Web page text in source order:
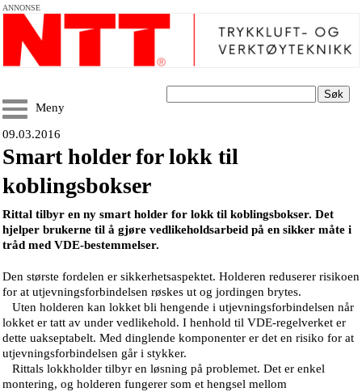
ANNONSE
Søk
Meny
09.03.2016
Smart holder for lokk til
koblingsbokser
Rittal tilbyr en ny smart holder for lokk til koblingsbokser. Det
hjelper brukerne til å gjøre vedlikeholdsarbeid på en sikker måte i
tråd med VDE-bestemmelser.
Den største fordelen er sikkerhetsaspektet. Holderen reduserer risikoen
for at utjevningsforbindelsen røskes ut og jordingen brytes.
Uten holderen kan lokket bli hengende i utjevningsforbindelsen når
lokket er tatt av under vedlikehold. I henhold til VDE-regelverket er
dette uakseptabelt. Med dinglende komponenter er det en risiko for at
utjevningsforbindelsen går i stykker.
Rittals lokkholder tilbyr en løsning på problemet. Det er enkel
montering, og holderen fungerer som et hengsel mellom